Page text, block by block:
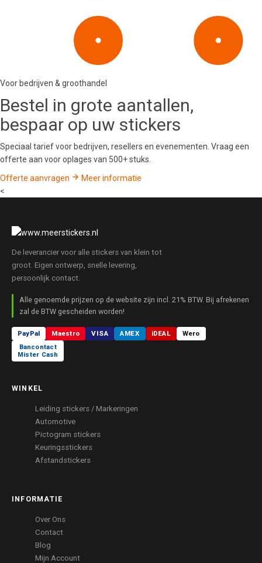
Voor bedrijven & groothandel
Bestel in grote aantallen,
bespaar op uw stickers
Speciaal tarief voor bedrijven, resellers en evenementen. Vraag een
offerte aan voor oplages van 500+ stuks.
Offerte aanvragen
Meer informatie
<
De leverancier voor alle stickers van klein tot
groot. Eigen ontwerp, snelle levering,
persoonlijk contact.
Alle genoemde prijzen op de website zijn incl. 21% BTW. Bij afrekenen
zal de BTW gescheiden worden!
PayPal Maestro VISA AMEX iDEAL Wero
Bancontact
Mister Cash
WINKEL
Leiding stickers / Markeringen
Automotive
Pictogram stickers
Keuringsstickers
Afstandstickers
INFORMATIE
Over Ons
Contact
Blog
Mijn Account